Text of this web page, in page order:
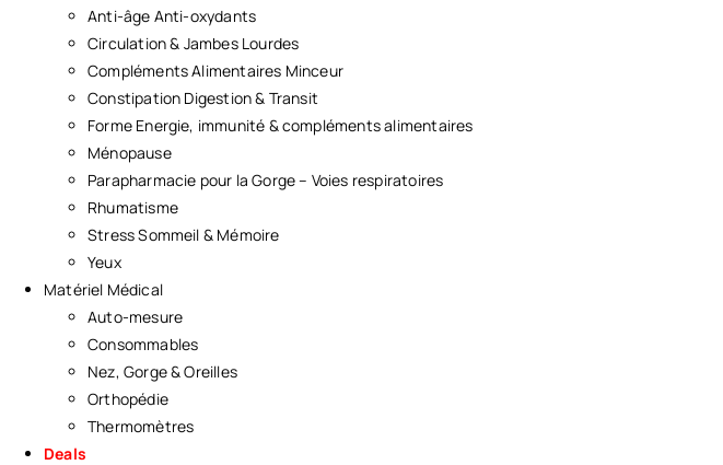
Anti-âge Anti-oxydants
Circulation & Jambes Lourdes
Compléments Alimentaires Minceur
Constipation Digestion & Transit
Forme Energie, immunité & compléments alimentaires
Ménopause
Parapharmacie pour la Gorge – Voies respiratoires
Rhumatisme
Stress Sommeil & Mémoire
Yeux
Matériel Médical
Auto-mesure
Consommables
Nez, Gorge & Oreilles
Orthopédie
Thermomètres
Deals